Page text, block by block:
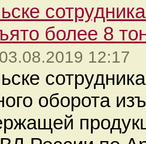
более 8
03.08.2019 12:17
оборота